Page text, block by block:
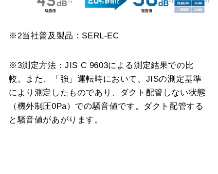
※2当社普及製品：SERL-EC
※3測定方法：JIS C 9603による測定結果での比
較。また、「強」運転時において、JISの測定基準
により測定したものであり、ダクト配管しない状態
（機外制圧0Pa）での騒音値です。ダクト配管する
と騒音値があがります。